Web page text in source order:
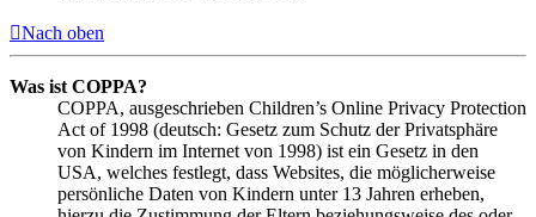
Nach oben
Was ist COPPA?
COPPA, ausgeschrieben Children’s Online Privacy Protection
Act of 1998 (deutsch: Gesetz zum Schutz der Privatsphäre
von Kindern im Internet von 1998) ist ein Gesetz in den
USA, welches festlegt, dass Websites, die möglicherweise
persönliche Daten von Kindern unter 13 Jahren erheben,